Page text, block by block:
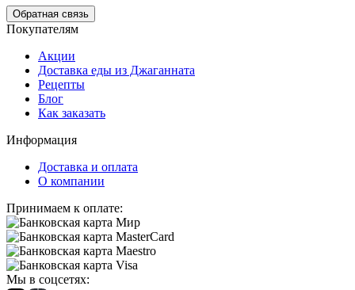
Обратная связь
Покупателям
Акции
Доставка еды из Джаганната
Рецепты
Блог
Как заказать
Информация
Доставка и оплата
О компании
Принимаем к оплате:
Мы в соцсетях: